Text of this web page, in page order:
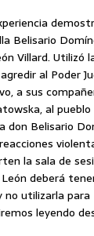
Belisario
Villard. Utilizó
al Poder
a sus
al
don Belisario
la sala de
deberá
no utilizarla para
leyendo